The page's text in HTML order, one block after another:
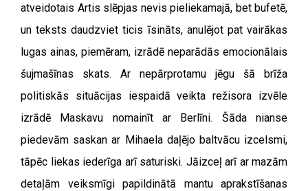
atveidotais Artis slēpjas nevis pieliekamajā, bet bufetē,
un teksts daudzviet ticis īsināts, anulējot pat vairākas
lugas ainas, piemēram, izrādē neparādās emocionālais
šujmašīnas skats. Ar nepārprotamu jēgu šā brīža
politiskās situācijas iespaidā veikta režisora izvēle
izrādē Maskavu nomainīt ar Berlīni. Šāda nianse
piedevām saskan ar Mihaela daļējo baltvācu izcelsmi,
tāpēc liekas iederīga arī saturiski. Jāizceļ arī ar mazām
detaļām veiksmīgi papildinātā mantu aprakstīšanas